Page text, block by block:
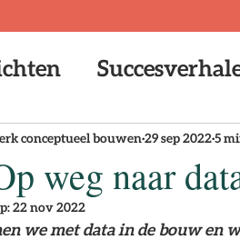
De
weg naar
conceptueel bouwen29 sep 20225
22 nov 2022
we met data in de bouw en